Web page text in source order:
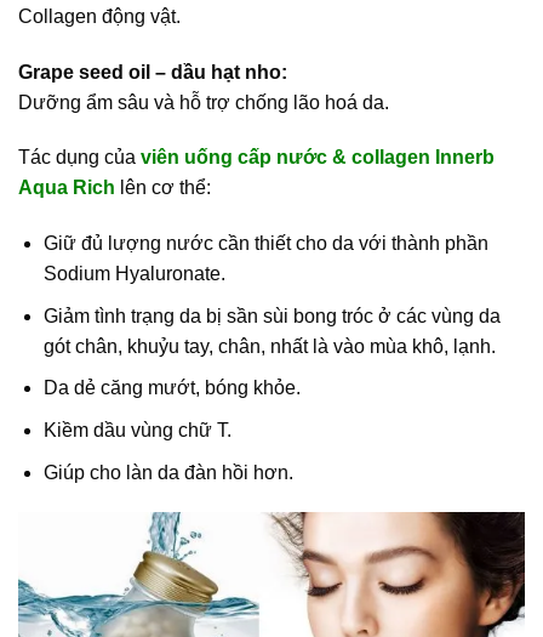
Collagen động vật.
Grape seed oil – dầu hạt nho:
Dưỡng ẩm sâu và hỗ trợ chống lão hoá da.
Tác dụng của viên uống cấp nước & collagen Innerb
Aqua Rich lên cơ thể:
Giữ đủ lượng nước cần thiết cho da với thành phần
Sodium Hyaluronate.
Giảm tình trạng da bị sần sùi bong tróc ở các vùng da
gót chân, khuỷu tay, chân, nhất là vào mùa khô, lạnh.
Da dẻ căng mướt, bóng khỏe.
Kiềm dầu vùng chữ T.
Giúp cho làn da đàn hồi hơn.